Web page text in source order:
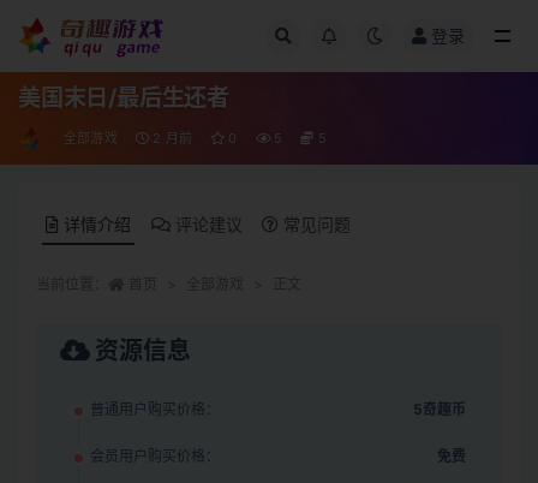
登录
美国末日/最后生还者
全部游戏 2 月前 0 5 5
详情介绍 评论建议 常见问题
资源信息
普通用户购买价格： 5奇趣币
会员用户购买价格： 免费